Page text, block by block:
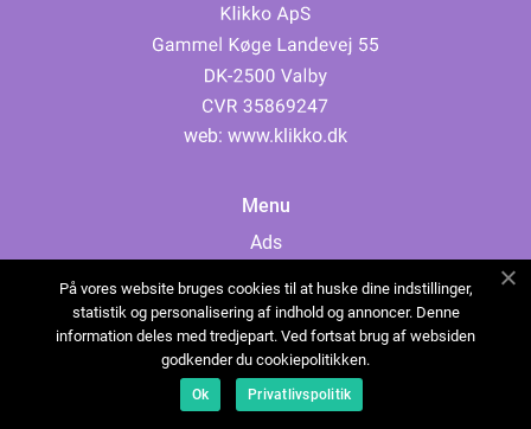
web: www.klikko.dk
Menu
Ads
Cookies
Contact
Sitemap
På vores website bruges cookies til at huske dine indstillinger,
statistik og personalisering af indhold og annoncer. Denne
information deles med tredjepart. Ved fortsat brug af websiden
godkender du cookiepolitikken.
Ok Privatlivspolitik